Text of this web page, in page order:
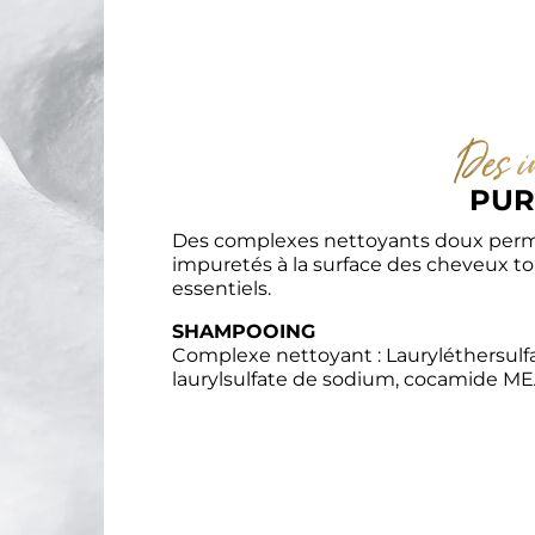
Des
Des complexes nettoyants doux
impuretés à la surface des cheveux
essentiels.
SHAMPOOING
Complexe nettoyant :
laurylsulfate de sodium, cocamide